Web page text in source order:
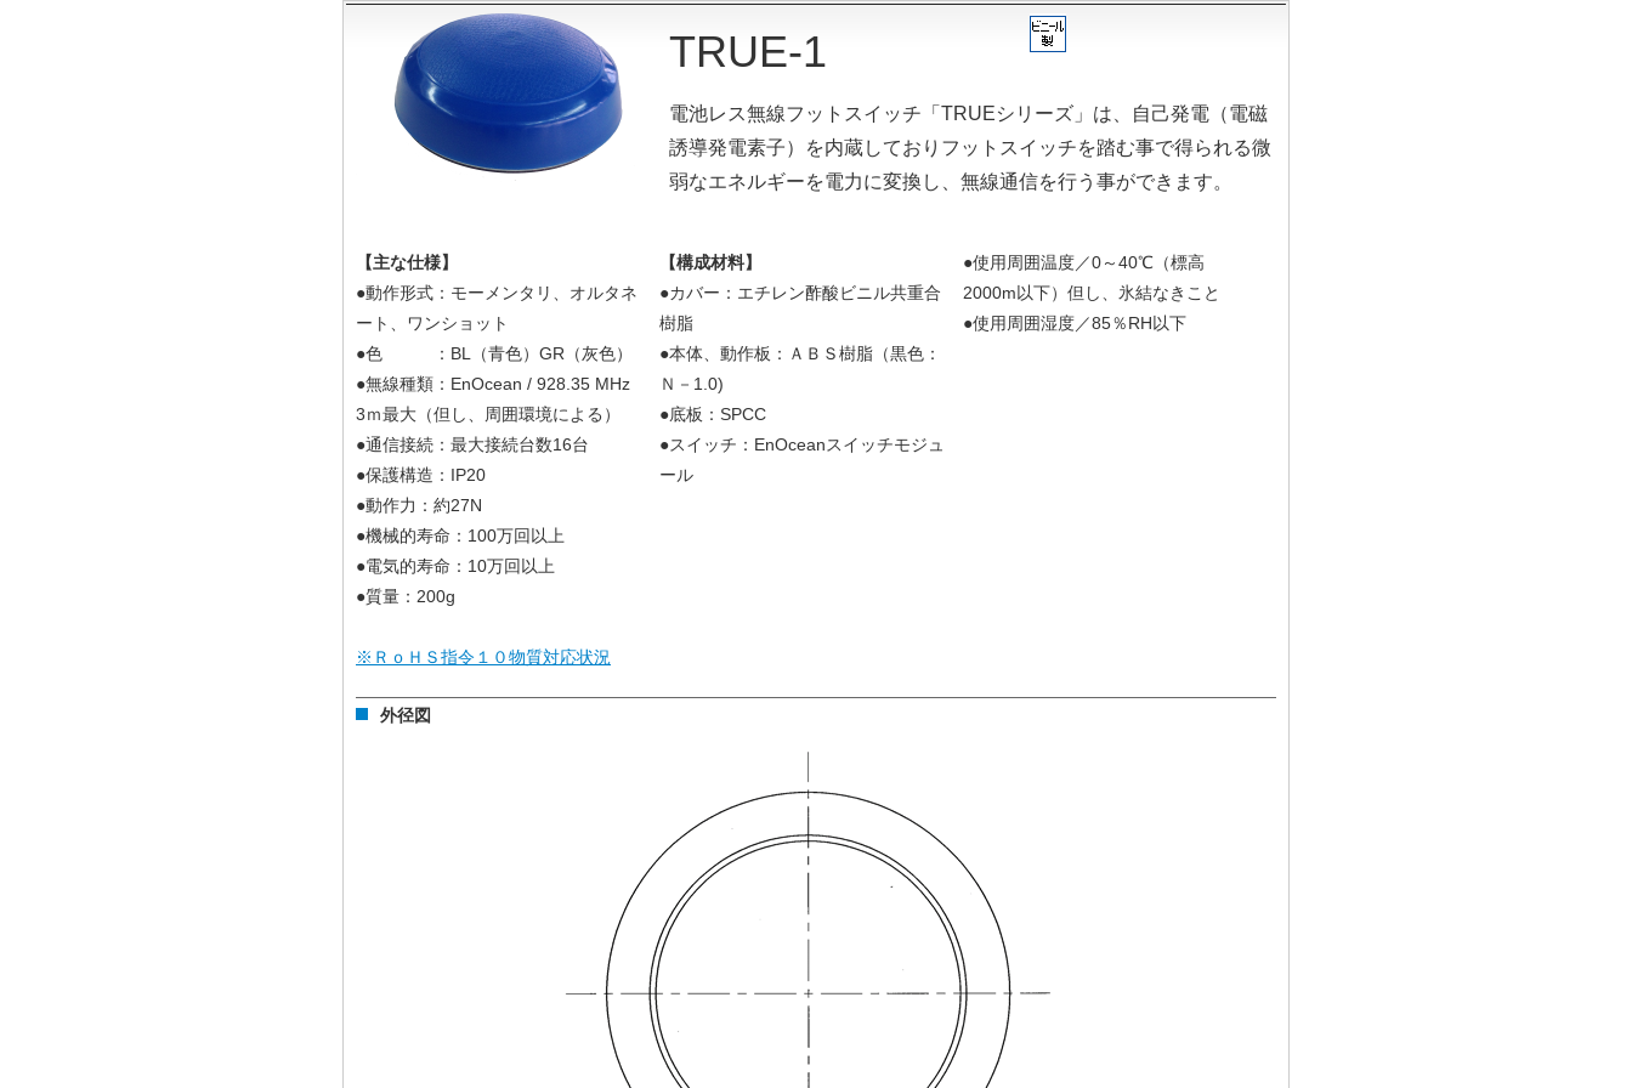
TRUE-1
電池レス無線フットスイッチ「TRUEシリーズ」は、自己発電（電磁
誘導発電素子）を内蔵しておりフットスイッチを踏む事で得られる微
弱なエネルギーを電力に変換し、無線通信を行う事ができます。
【主な仕様】
●動作形式：モーメンタリ、オルタネ
ート、ワンショット
●色 ：BL（青色）GR（灰色）
●無線種類：EnOcean / 928.35 MHz
3ｍ最大（但し、周囲環境による）
●通信接続：最大接続台数16台
●保護構造：IP20
●動作力：約27N
●機械的寿命：100万回以上
●電気的寿命：10万回以上
●質量：200g
※ＲｏＨＳ指令１０物質対応状況
【構成材料】
●カバー：エチレン酢酸ビニル共重合
樹脂
●本体、動作板：ＡＢＳ樹脂（黒色：
Ｎ－1.0)
●底板：SPCC
●スイッチ：EnOceanスイッチモジュ
ール
●使用周囲温度／0～40℃（標高
2000m以下）但し、氷結なきこと
●使用周囲湿度／85％RH以下
外径図